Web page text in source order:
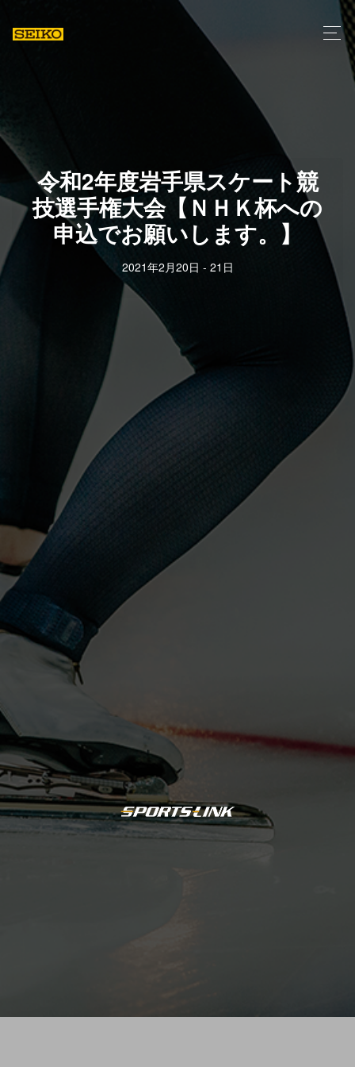
令和2年度岩手県スケート競
技選手権大会【ＮＨＫ杯への
申込でお願いします。】
2021年2月20日 - 21日